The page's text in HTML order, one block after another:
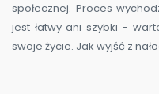
społecznej. Proces
jest łatwy ani szybki -
swoje życie. Jak wyjść z